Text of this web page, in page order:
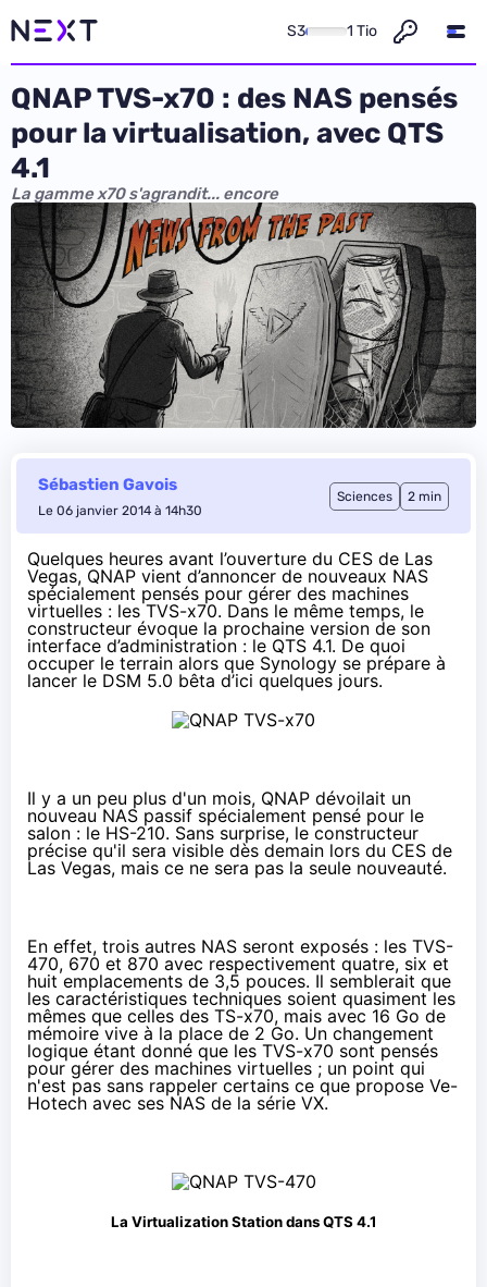
S3 1 Tio
QNAP TVS-x70 : des NAS pensés
pour la virtualisation, avec QTS
4.1
La gamme x70 s'agrandit... encore
Sébastien Gavois
Le 06 janvier 2014 à 14h30
Sciences 2 min
Quelques heures avant l’ouverture du CES de Las
Vegas, QNAP vient d’annoncer de nouveaux NAS
spécialement pensés pour gérer des machines
virtuelles : les TVS-x70. Dans le même temps, le
constructeur évoque la prochaine version de son
interface d’administration : le QTS 4.1. De quoi
occuper le terrain alors que Synology se prépare à
lancer le DSM 5.0 bêta d’ici quelques jours.
Il y a un peu plus d'un mois, QNAP dévoilait un
nouveau NAS passif spécialement pensé pour le
salon : le HS-210. Sans surprise, le constructeur
précise qu'il sera visible dès demain lors du CES de
Las Vegas, mais ce ne sera pas la seule nouveauté.
En effet, trois autres NAS seront exposés : les TVS-
470, 670 et 870 avec respectivement quatre, six et
huit emplacements de 3,5 pouces. Il semblerait que
les caractéristiques techniques soient quasiment les
mêmes que celles des TS-x70, mais avec 16 Go de
mémoire vive à la place de 2 Go. Un changement
logique étant donné que les TVS-x70 sont pensés
pour gérer des machines virtuelles ; un point qui
n'est pas sans rappeler certains ce que propose Ve-
Hotech avec ses NAS de la série VX.
La Virtualization Station dans QTS 4.1